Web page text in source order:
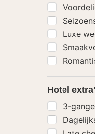
Luxe
Hotel
3-